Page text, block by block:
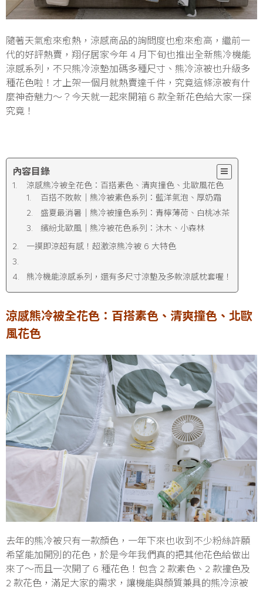
隨著天氣愈來愈熱，涼感商品的詢問度也愈來愈高，繼前一
代的好評熱賣，翔仔居家今年 4 月下旬也推出全新熊冷機能
涼感系列，不只熊冷涼墊加碼多種尺寸、熊冷涼被也升級多
種花色啦！才上架一個月就熱賣達千件，究竟這條涼被有什
麼神奇魅力～？今天就一起來開箱 6 款全新花色給大家一探
究竟！
內容目錄
涼感熊冷被全花色：百搭素色、清爽撞色、北歐風花色
百搭不敗款│熊冷被素色系列：藍洋氣泡、厚奶霜
盛夏最消暑│熊冷被撞色系列：青檸薄荷、白桃冰茶
繽紛北歐風│熊冷被花色系列：沐木、小森林
一摸即涼超有感！超激涼熊冷被 6 大特色
熊冷機能涼感系列，還有多尺寸涼墊及多款涼感枕套喔！
涼感熊冷被全花色：百搭素色、清爽撞色、北歐
風花色
去年的熊冷被只有一款顏色，一年下來也收到不少粉絲許願
希望能加開別的花色，於是今年我們真的把其他花色給做出
來了～而且一次開了 6 種花色！包含 2 款素色、2 款撞色及
2 款花色，滿足大家的需求，讓機能與顏質兼具的熊冷涼被